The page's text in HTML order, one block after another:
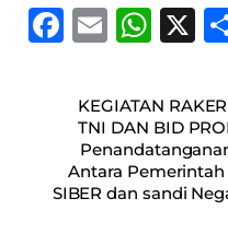
F
c
e
b
o
E
ai
l
W
at
s
A
p
X
KEGIATAN
TNI DAN BID
Antara
SIBER dan sandi